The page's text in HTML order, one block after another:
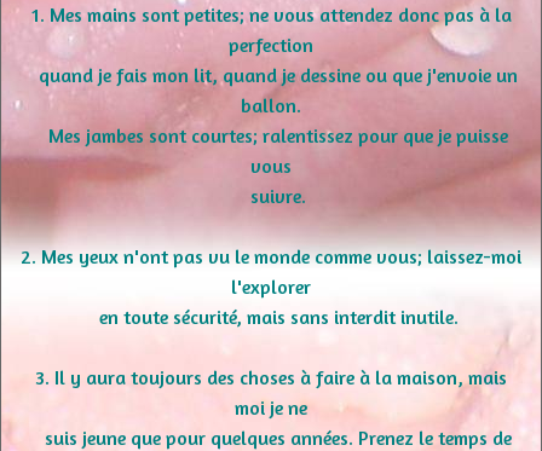
1. Mes mains sont petites; ne vous attendez donc pas à la
perfection
quand je fais mon lit, quand je dessine ou que j'envoie un
ballon.
Mes jambes sont courtes; ralentissez pour que je puisse
vous
suivre.
2. Mes yeux n'ont pas vu le monde comme vous; laissez-moi
l'explorer
en toute sécurité, mais sans interdit inutile.
3. Il y aura toujours des choses à faire à la maison, mais
moi je ne
suis jeune que pour quelques années. Prenez le temps de